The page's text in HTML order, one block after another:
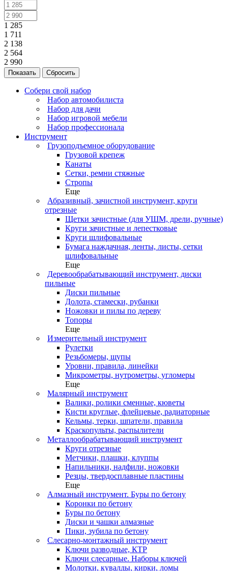
1 285
1 711
2 138
2 564
2 990
Сбросить
Собери свой набор
Набор автомобилиста
Набор для дачи
Набор игровой мебели
Набор профессионала
Инструмент
Грузоподъемное оборудование
Грузовой крепеж
Канаты
Сетки, ремни стяжные
Стропы
Еще
Абразивный, зачистной инструмент, круги
отрезные
Щетки зачистные (для УШМ, дрели, ручные)
Круги зачистные и лепестковые
Круги шлифовальные
Бумага наждачная, ленты, листы, сетки
шлифовальные
Еще
Деревообрабатывающий инструмент, диски
пильные
Диски пильные
Долота, стамески, рубанки
Ножовки и пилы по дереву
Топоры
Еще
Измерительный инструмент
Рулетки
Резьбомеры, щупы
Уровни, правила, линейки
Микрометры, нутрометры, угломеры
Еще
Малярный инструмент
Валики, ролики сменные, кюветы
Кисти круглые, флейцевые, радиаторные
Кельмы, терки, шпатели, правила
Краскопульты, распылители
Металлообрабатывающий инструмент
Круги отрезные
Метчики, плашки, клуппы
Напильники, надфили, ножовки
Резцы, твердосплавные пластины
Еще
Алмазный инструмент. Буры по бетону
Коронки по бетону
Буры по бетону
Диски и чашки алмазные
Пики, зубила по бетону
Слесарно-монтажный инструмент
Ключи разводные, КТР
Ключи слесарные. Наборы ключей
Молотки, кувалды, кирки, ломы